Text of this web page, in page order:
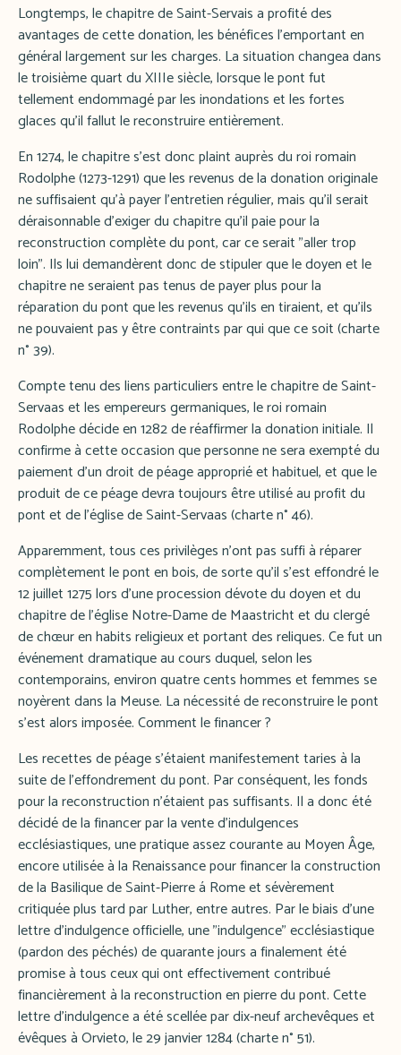
Longtemps, le chapitre de Saint-Servais a profité des
avantages de cette donation, les bénéfices l'emportant en
général largement sur les charges. La situation changea dans
le troisième quart du XIIIe siècle, lorsque le pont fut
tellement endommagé par les inondations et les fortes
glaces qu'il fallut le reconstruire entièrement.
En 1274, le chapitre s'est donc plaint auprès du roi romain
Rodolphe (1273-1291) que les revenus de la donation originale
ne suffisaient qu'à payer l'entretien régulier, mais qu'il serait
déraisonnable d'exiger du chapitre qu'il paie pour la
reconstruction complète du pont, car ce serait "aller trop
loin". Ils lui demandèrent donc de stipuler que le doyen et le
chapitre ne seraient pas tenus de payer plus pour la
réparation du pont que les revenus qu'ils en tiraient, et qu'ils
ne pouvaient pas y être contraints par qui que ce soit (charte
n° 39).
Compte tenu des liens particuliers entre le chapitre de Saint-
Servaas et les empereurs germaniques, le roi romain
Rodolphe décide en 1282 de réaffirmer la donation initiale. Il
confirme à cette occasion que personne ne sera exempté du
paiement d'un droit de péage approprié et habituel, et que le
produit de ce péage devra toujours être utilisé au profit du
pont et de l'église de Saint-Servaas (charte n° 46).
Apparemment, tous ces privilèges n'ont pas suffi à réparer
complètement le pont en bois, de sorte qu'il s'est effondré le
12 juillet 1275 lors d'une procession dévote du doyen et du
chapitre de l'église Notre-Dame de Maastricht et du clergé
de chœur en habits religieux et portant des reliques. Ce fut un
événement dramatique au cours duquel, selon les
contemporains, environ quatre cents hommes et femmes se
noyèrent dans la Meuse. La nécessité de reconstruire le pont
s'est alors imposée. Comment le financer ?
Les recettes de péage s'étaient manifestement taries à la
suite de l'effondrement du pont. Par conséquent, les fonds
pour la reconstruction n'étaient pas suffisants. Il a donc été
décidé de la financer par la vente d'indulgences
ecclésiastiques, une pratique assez courante au Moyen Âge,
encore utilisée à la Renaissance pour financer la construction
de la Basilique de Saint-Pierre á Rome et sévèrement
critiquée plus tard par Luther, entre autres. Par le biais d'une
lettre d'indulgence officielle, une "indulgence" ecclésiastique
(pardon des péchés) de quarante jours a finalement été
promise à tous ceux qui ont effectivement contribué
financièrement à la reconstruction en pierre du pont. Cette
lettre d'indulgence a été scellée par dix-neuf archevêques et
évêques à Orvieto, le 29 janvier 1284 (charte n° 51).